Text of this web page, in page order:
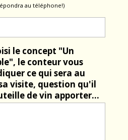
au téléphone!)
le concept "Un
le conteur vous
ce qui sera au
visite, question qu'il
de vin apporter...